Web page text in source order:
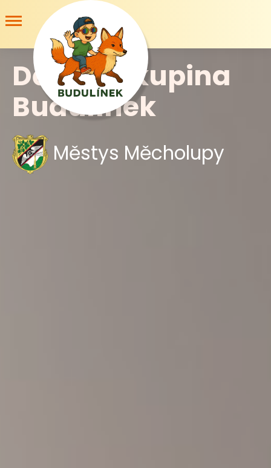
Dětská skupina
Budulínek
Městys Měcholupy